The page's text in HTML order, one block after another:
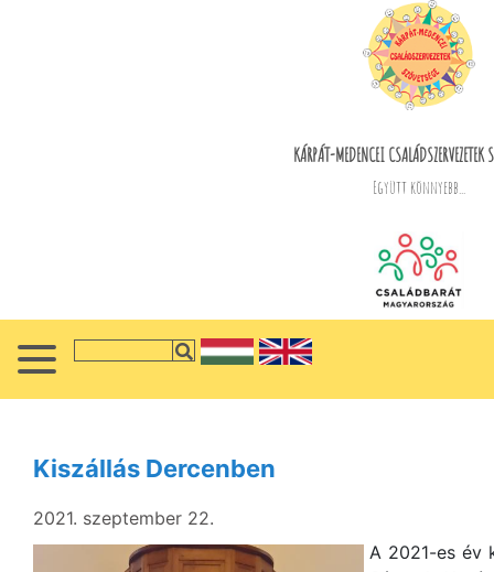
KÁRPÁT-MEDENCEI CSALÁDSZERVEZETEK
Együtt könnyebb...
Kiszállás Dercenben
2021. szeptember 22.
A 2021-es év